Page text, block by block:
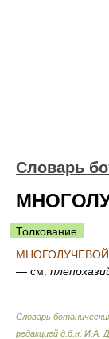
Словарь
Толкование
— см.
Словарь
редакцией д.б.н. И.А.